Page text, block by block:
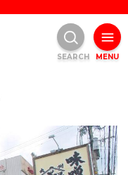
MENU
SEARCH